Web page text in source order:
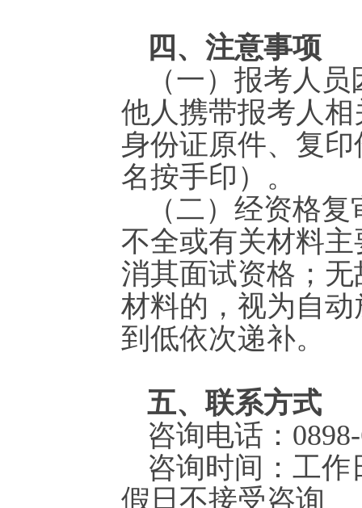
四、注意事项
（一）报考人
他人携带报考人
身份证原件、复
名按手印）。
（二）经资格
不全或有关材料
消其面试资格；
材料的，视为自
到低依次递补。
五、联系方式
咨询电话：
咨询时间：工作
假日不接受咨询